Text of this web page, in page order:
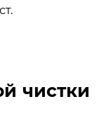
чистки